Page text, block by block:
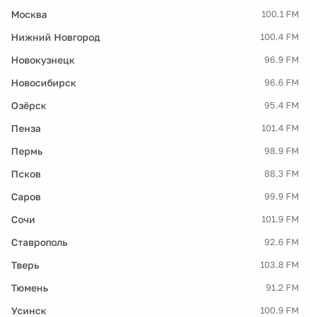
Москва 100.1 FM
Нижний Новгород 100.4 FM
Новокузнецк 96.9 FM
Новосибирск 96.6 FM
Озёрск 95.4 FM
Пенза 101.4 FM
Пермь 98.9 FM
Псков 88.3 FM
Саров 99.9 FM
Сочи 101.9 FM
Ставрополь 92.6 FM
Тверь 103.8 FM
Тюмень 91.2 FM
Усинск 100.9 FM